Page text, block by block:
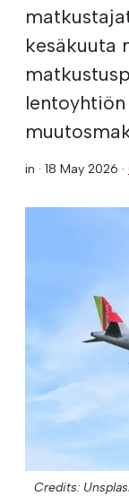
kesäkuuta
in · 18 May 2026 ·
Credits: